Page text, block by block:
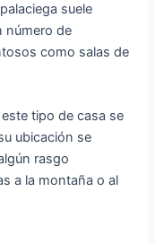
suele
número de
como salas de
tipo de casa se
ubicación se
rasgo
a la montaña o al